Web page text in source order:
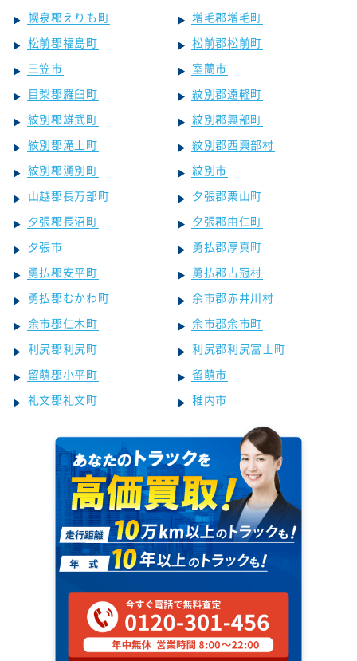
幌泉郡えりも町
増毛郡増毛町
松前郡福島町
松前郡松前町
三笠市
室蘭市
目梨郡羅臼町
紋別郡遠軽町
紋別郡雄武町
紋別郡興部町
紋別郡滝上町
紋別郡西興部村
紋別郡湧別町
紋別市
山越郡長万部町
夕張郡栗山町
夕張郡長沼町
夕張郡由仁町
夕張市
勇払郡厚真町
勇払郡安平町
勇払郡占冠村
勇払郡むかわ町
余市郡赤井川村
余市郡仁木町
余市郡余市町
利尻郡利尻町
利尻郡利尻富士町
留萌郡小平町
留萌市
礼文郡礼文町
稚内市